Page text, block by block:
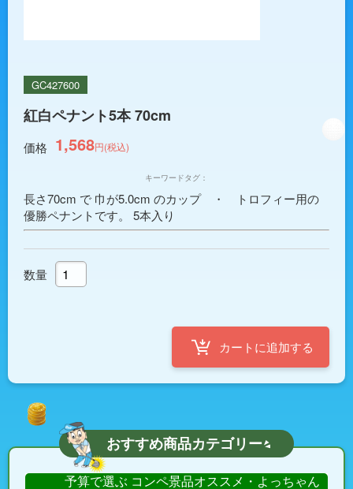
GC427600
紅白ペナント5本 70cm
価格 1,568円(税込)
キーワードタグ：
長さ70cm で 巾が5.0cm のカップ ・ トロフィー用の
優勝ペナントです。 5本入り
数量
おすすめ商品カテゴリー
予算で選ぶ コンペ景品オススメ・よっちゃん